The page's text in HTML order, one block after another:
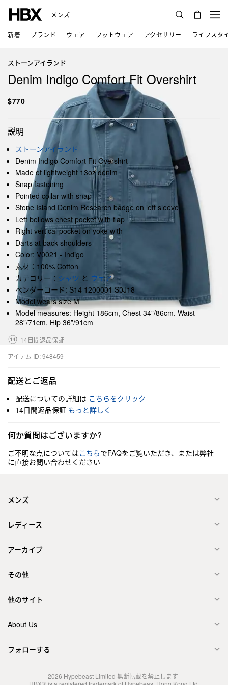
メンズ
新着 ブランド ウェア フットウェア アクセサリー ライフスタ
ストーンアイランド
Denim Indigo Comfort Fit Overshirt
$770
説明
ストーンアイランド
Denim Indigo Comfort Fit Overshirt
Made of lightweight 13oz denim
Snap fastening
Pointed collar with snap
Stone Island Denim Research badge on left sleeve
Left bellows chest pocket with flap
Right vertical pocket on yoke with
Darts at back shoulders
Color: V0021 - Indigo
素材：100% Cotton
カテゴリー： シャツ と ウェア
ベンダーコード: S14 1200001 S0J18
Model wears size M
Model measures: Height 186cm, Chest 34”/86cm, Waist
28”/71cm, Hip 36”/91cm
14日間返品保証
アイテム ID: 948459
配送とご返品
配送についての詳細は こちらをクリック
14日間返品保証 もっと詳しく
何か質問はございますか?
ご不明な点についてはこちらでFAQをご覧いただき、または弊社
に直接お問い合わせください
メンズ
レディース
アーカイブ
その他
他のサイト
About Us
フォローする
2026 Hypebeast Limited 無断転載を禁止します